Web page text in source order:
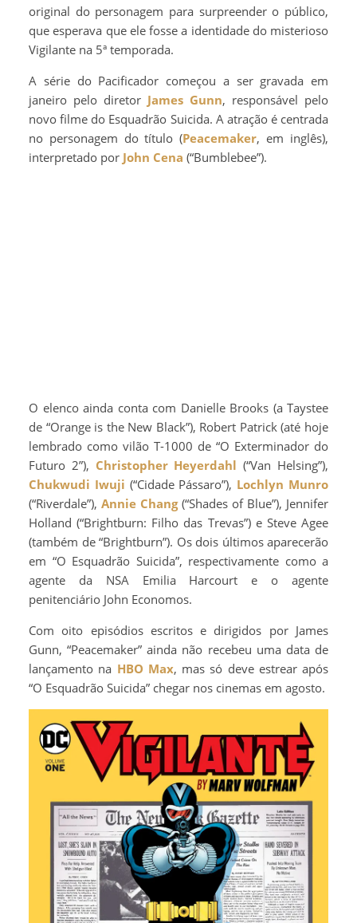
original do personagem para surpreender o público,
que esperava que ele fosse a identidade do misterioso
Vigilante na 5ª temporada.
A série do Pacificador começou a ser gravada em
janeiro pelo diretor James Gunn, responsável pelo
novo filme do Esquadrão Suicida. A atração é centrada
no personagem do título (Peacemaker, em inglês),
interpretado por John Cena (“Bumblebee”).
O elenco ainda conta com Danielle Brooks (a Taystee
de “Orange is the New Black”), Robert Patrick (até hoje
lembrado como vilão T-1000 de “O Exterminador do
Futuro 2”), Christopher Heyerdahl (“Van Helsing”),
Chukwudi Iwuji (“Cidade Pássaro”), Lochlyn Munro
(“Riverdale”), Annie Chang(“Shades of Blue”), Jennifer
Holland (“Brightburn: Filho das Trevas”) e Steve Agee
(também de “Brightburn”). Os dois últimos aparecerão
em “O Esquadrão Suicida”, respectivamente como a
agente da NSA Emilia Harcourt e o agente
penitenciário John Economos.
Com oito episódios escritos e dirigidos por James
Gunn, “Peacemaker” ainda não recebeu uma data de
lançamento na HBO Max, mas só deve estrear após
“O Esquadrão Suicida” chegar nos cinemas em agosto.